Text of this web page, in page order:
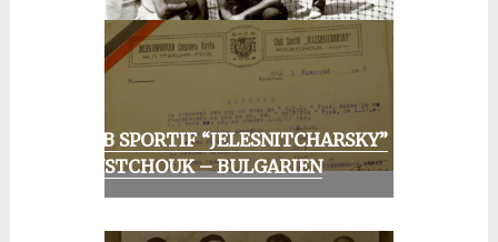
CLUB SPORTIF “JELESNITCHARSKY”
ROUSTCHOUK – BULGARIEN